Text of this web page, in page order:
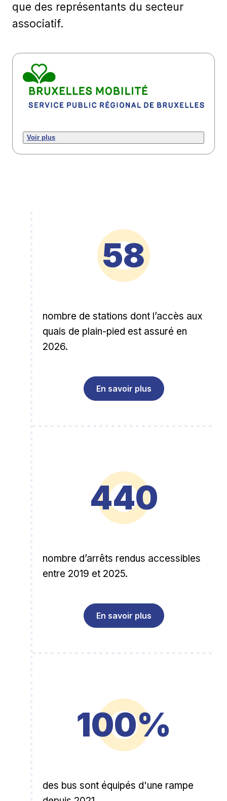
que des représentants du secteur
associatif.
Voir plus
58
nombre de stations dont l’accès aux
quais de plain-pied est assuré en
2026.
En savoir plus
440
nombre d’arrêts rendus accessibles
entre 2019 et 2025.
En savoir plus
100%
des bus sont équipés d'une rampe